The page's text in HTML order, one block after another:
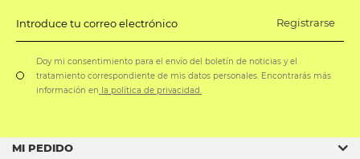
Introduce tu correo electrónico Registrarse
Doy mi consentimiento para el envío del boletín de noticias y el
tratamiento correspondiente de mis datos personales. Encontrarás más
información en la política de privacidad.
MI PEDIDO